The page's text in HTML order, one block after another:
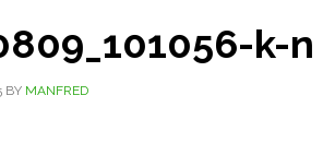
k-n
BY MANFRED